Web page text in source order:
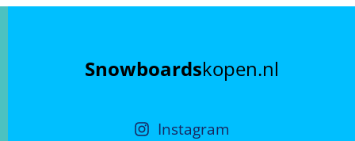
Snowboardskopen.nl
Instagram